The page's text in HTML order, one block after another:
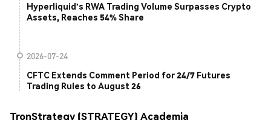
Hyperliquid's RWA Trading Volume Surpasses Crypto
Assets, Reaches 54% Share
2026-07-24
CFTC Extends Comment Period for 24/7 Futures
Trading Rules to August 26
TronStrategy (STRATEGY) Academia